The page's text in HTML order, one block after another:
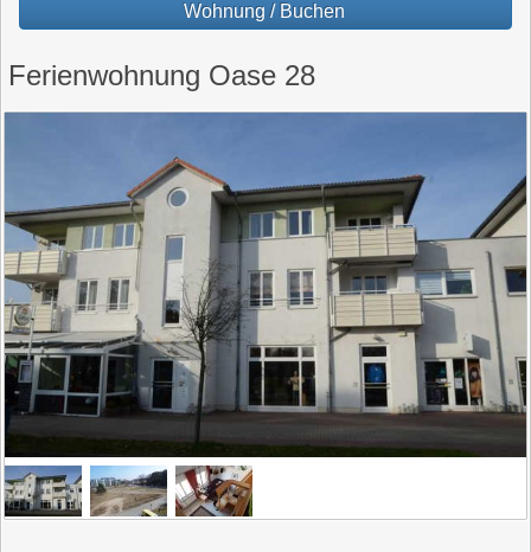
Wohnung / Buchen
Ferienwohnung Oase 28